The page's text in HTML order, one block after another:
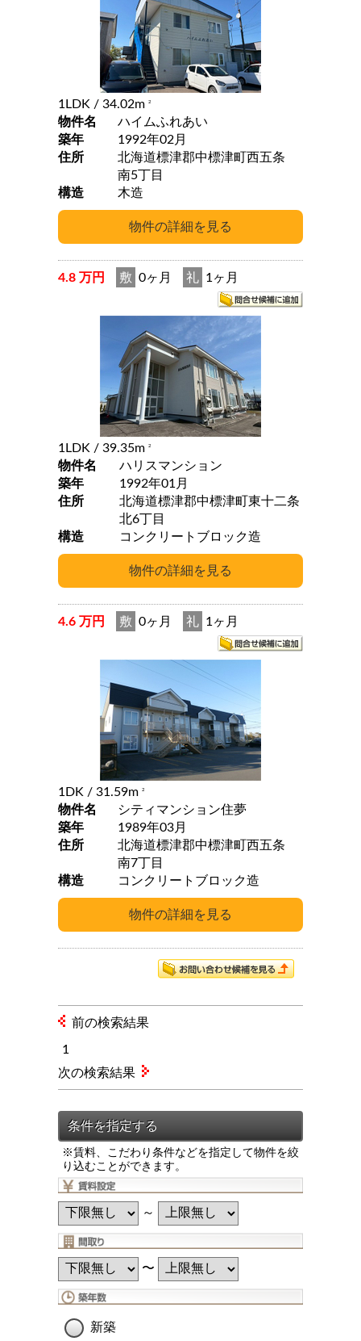
1LDK / 34.02m 2
物件名
ハイムふれあい
築年
1992年02月
住所
北海道標津郡中標津町西五条
南5丁目
構造
木造
4.8 万円 敷 0ヶ月 礼 1ヶ月
1LDK / 39.35m 2
物件名
ハリスマンション
築年
1992年01月
住所
北海道標津郡中標津町東十二条
北6丁目
構造
コンクリートブロック造
4.6 万円 敷 0ヶ月 礼 1ヶ月
1DK / 31.59m 2
物件名
シティマンション住夢
築年
1989年03月
住所
北海道標津郡中標津町西五条
南7丁目
構造
コンクリートブロック造
前の検索結果
1
※賃料、こだわり条件などを指定して物件を絞
り込むことができます。
～
〜
新築